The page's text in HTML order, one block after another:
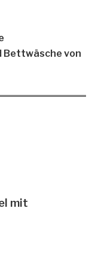
Bettwäsche von
mit